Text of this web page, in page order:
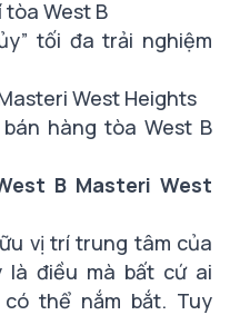
tòa West B
tối đa trải nghiệm
West Heights
hàng tòa West B
B Masteri West
vị trí trung tâm của
là điều mà bất cứ ai
thể nắm bắt. Tuy